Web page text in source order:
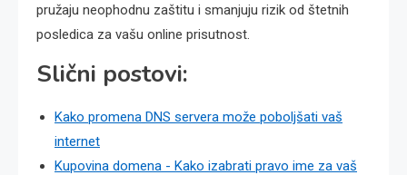
pružaju neophodnu zaštitu i smanjuju rizik od štetnih
posledica za vašu online prisutnost.
Slični postovi:
Kako promena DNS servera može poboljšati vaš
internet
Kupovina domena - Kako izabrati pravo ime za vaš